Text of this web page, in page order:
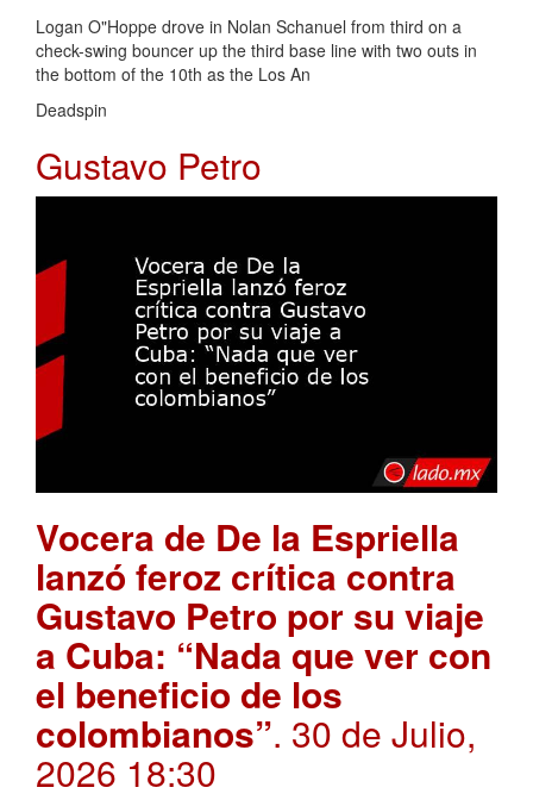
Logan O"Hoppe drove in Nolan Schanuel from third on a
check-swing bouncer up the third base line with two outs in
the bottom of the 10th as the Los An
Deadspin
Gustavo Petro
Vocera de De la Espriella
lanzó feroz crítica contra
Gustavo Petro por su viaje
a Cuba: “Nada que ver con
el beneficio de los
colombianos”. 30 de Julio,
2026 18:30